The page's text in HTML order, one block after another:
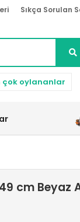
Sıkça Sorulan
çok oylananlar
cm Beyaz